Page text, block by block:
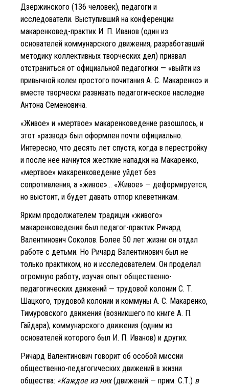
Дзержинского (136 человек), педагоги и
исследователи. Выступивший на конференции
макаренковед-практик И. П. Иванов (один из
основателей коммунарского движения, разработавший
методику коллективных творческих дел) призвал
отстраниться от официальной педагогики — «выйти из
привычной колеи простого почитания А. С. Макаренко» и
вместе творчески развивать педагогическое наследие
Антона Семеновича.
«Живое» и «мертвое» макаренковедение разошлось, и
этот «развод» был оформлен почти официально.
Интересно, что десять лет спустя, когда в перестройку
и после нее начнутся жесткие нападки на Макаренко,
«мертвое» макаренковедение уйдет без
сопротивления, а «живое»... «Живое» — деформируется,
но выстоит, и будет давать отпор клеветникам.
Ярким продолжателем традиции «живого»
макаренковедения был педагог-практик Ричард
Валентинович Соколов. Более 50 лет жизни он отдал
работе с детьми. Но Ричард Валентинович был не
только практиком, но и исследователем. Он проделал
огромную работу, изучая опыт общественно-
педагогических движений — трудовой колонии С. Т.
Шацкого, трудовой колонии и коммуны А. С. Макаренко,
Тимуровского движения (возникшего по книге А. П.
Гайдара), коммунарского движения (одним из
основателей которого был И. П. Иванов) и других.
Ричард Валентинович говорит об особой миссии
общественно-педагогических движений в жизни
общества: «Каждое из них(движений — прим. С.Т.) в